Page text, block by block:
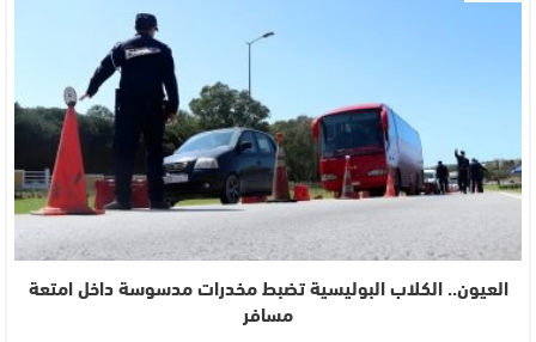
العيون.. الكلاب البوليسية تضبط مخدرات مدسوسة داخل امتعة
مسافر